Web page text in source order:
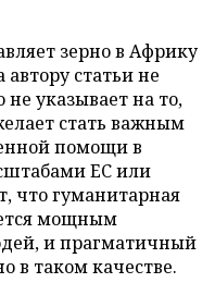
зерно в Африку
статьи не
указывает на то,
стать важным
помощи в
ЕС или
что гуманитарная
мощным
и прагматичный
в таком качестве.